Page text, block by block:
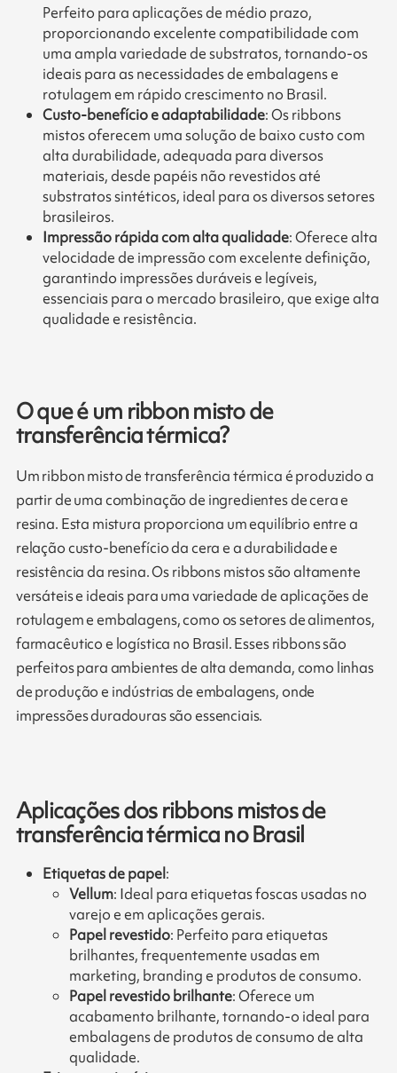
Perfeito para aplicações de médio prazo,
proporcionando excelente compatibilidade com
uma ampla variedade de substratos, tornando-os
ideais para as necessidades de embalagens e
rotulagem em rápido crescimento no Brasil.
Custo-benefício e adaptabilidade: Os ribbons
mistos oferecem uma solução de baixo custo com
alta durabilidade, adequada para diversos
materiais, desde papéis não revestidos até
substratos sintéticos, ideal para os diversos setores
brasileiros.
Impressão rápida com alta qualidade: Oferece alta
velocidade de impressão com excelente definição,
garantindo impressões duráveis e legíveis,
essenciais para o mercado brasileiro, que exige alta
qualidade e resistência.
O que é um ribbon misto de
transferência térmica?
Um ribbon misto de transferência térmica é produzido a
partir de uma combinação de ingredientes de cera e
resina. Esta mistura proporciona um equilíbrio entre a
relação custo-benefício da cera e a durabilidade e
resistência da resina. Os ribbons mistos são altamente
versáteis e ideais para uma variedade de aplicações de
rotulagem e embalagens, como os setores de alimentos,
farmacêutico e logística no Brasil. Esses ribbons são
perfeitos para ambientes de alta demanda, como linhas
de produção e indústrias de embalagens, onde
impressões duradouras são essenciais.
Aplicações dos ribbons mistos de
transferência térmica no Brasil
Etiquetas de papel:
Vellum: Ideal para etiquetas foscas usadas no
varejo e em aplicações gerais.
Papel revestido: Perfeito para etiquetas
brilhantes, frequentemente usadas em
marketing, branding e produtos de consumo.
Papel revestido brilhante: Oferece um
acabamento brilhante, tornando-o ideal para
embalagens de produtos de consumo de alta
qualidade.